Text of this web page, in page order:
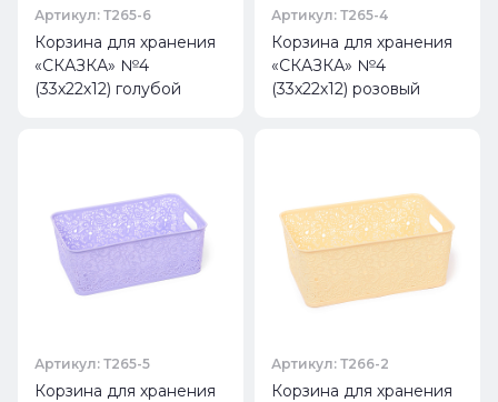
Артикул: Т265-6
Корзина для хранения
«СКАЗКА» №4
(33х22х12) голубой
Артикул: Т265-4
Корзина для хранения
«СКАЗКА» №4
(33х22х12) розовый
Артикул: Т265-5
Корзина для хранения
Артикул: Т266-2
Корзина для хранения